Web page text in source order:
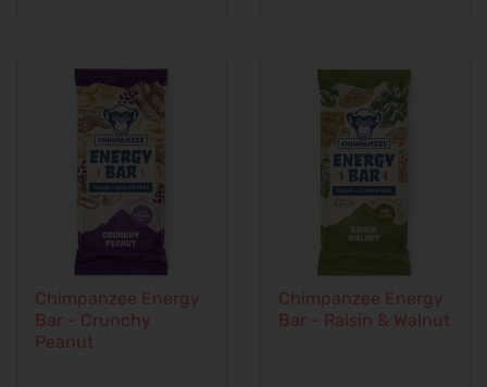
Chimpanzee Energy
Bar - Crunchy
Peanut
Chimpanzee Energy
Bar - Raisin & Walnut